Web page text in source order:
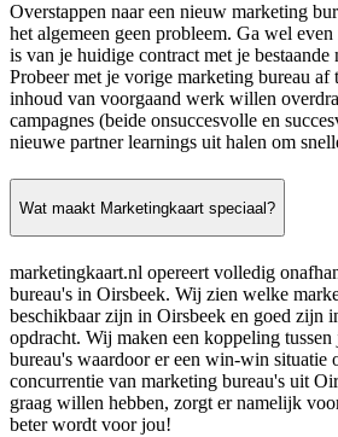
Overstappen naar een nieuw marketing
het algemeen geen probleem. Ga wel
is van je huidige contract met je bestaande
Probeer met je vorige marketing bureau af
inhoud van voorgaand werk willen
campagnes (beide onsuccesvolle en
nieuwe partner learnings uit halen om
Wat maakt Marketingkaart speciaal?
marketingkaart.nl opereert volledig
bureau's in Oirsbeek. Wij zien welke
beschikbaar zijn in Oirsbeek en goed zijn
opdracht. Wij maken een koppeling
bureau's waardoor er een win-win situatie
concurrentie van marketing bureau's uit
graag willen hebben, zorgt er namelijk
beter wordt voor jou!